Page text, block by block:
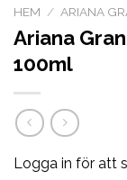
HEM / ARIANA
Ariana
100ml
Logga in för att